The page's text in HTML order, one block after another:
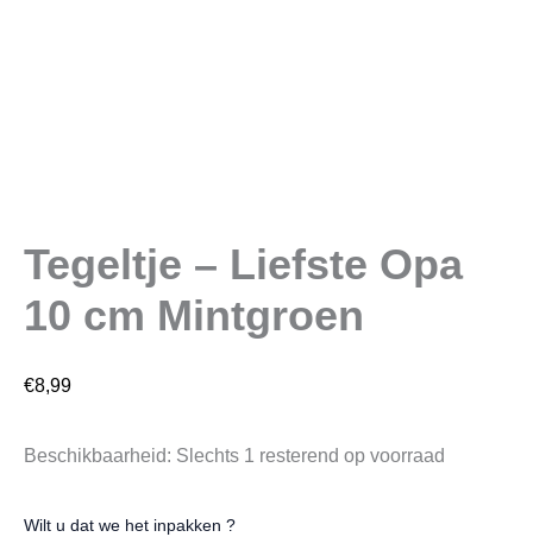
Tegeltje – Liefste Opa
10 cm Mintgroen
€8,99
Beschikbaarheid: Slechts 1 resterend op voorraad
Wilt u dat we het inpakken ?